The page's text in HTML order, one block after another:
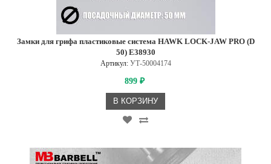
Замки для грифа пластиковые система HAWK LOCK-JAW PRO (D
50) E38930
Артикул: УТ-50004174
899 ₽
В КОРЗИНУ